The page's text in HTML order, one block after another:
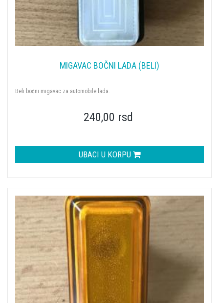
MIGAVAC BOČNI LADA (BELI)
Beli bočni migavac za automobile lada.
240,00 rsd
UBACI U KORPU